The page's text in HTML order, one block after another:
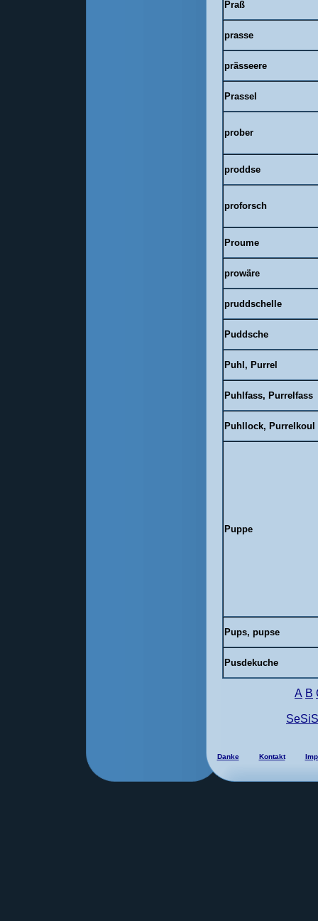
Praß
prasse
prässeere
Prassel
prober
proddse
proforsch
Proume
prowäre
pruddschelle
Puddsche
Puhl, Purrel
Puhlfass, Purrelfass
Puhllock, Purrelkoul
Puppe
Pups, pupse
Pusdekuche
A B
Danke Kontakt